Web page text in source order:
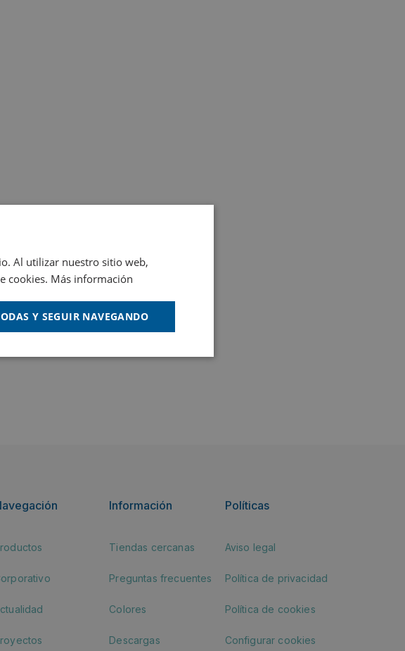
Información
Tiendas cercanas
Preguntas frecuentes
Colores
Descargas
Políticas
Aviso legal
Política de privacidad
Política de cookies
Configurar cookies
Al utilizar nuestro sitio web,
cookies. Más información
Y SEGUIR NAVEGANDO